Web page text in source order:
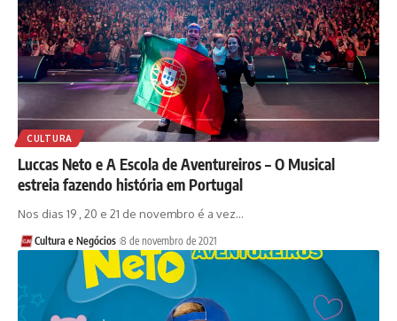
CULTURA
Luccas Neto e A Escola de Aventureiros – O Musical
estreia fazendo história em Portugal
Nos dias 19 , 20 e 21 de novembro é a vez…
Cultura e Negócios 8 de novembro de 2021